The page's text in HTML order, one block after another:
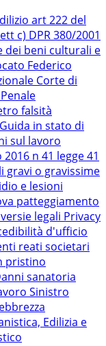
art 222 del
c) DPR 380/2001
dei beni culturali e
Federico
Corte di
falsità
Guida in stato di
sul lavoro
2016 n 41 legge 41
gravi o gravissime
e lesioni
patteggiamento
legali Privacy
d'ufficio
reati societari
pristino
sanatoria
Sinistro
Edilizia e